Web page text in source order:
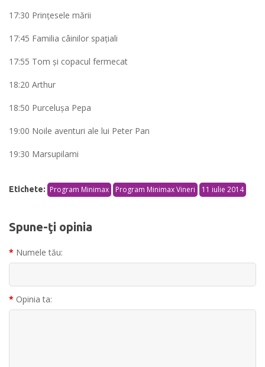
17:30 Prinţesele mării
17:45 Familia câinilor spaţiali
17:55 Tom şi copacul fermecat
18:20 Arthur
18:50 Purceluşa Pepa
19:00 Noile aventuri ale lui Peter Pan
19:30 Marsupilami
Etichete: Program Minimax Program Minimax Vineri 11 iulie 2014
Spune-ţi opinia
Numele tău:
Opinia ta: